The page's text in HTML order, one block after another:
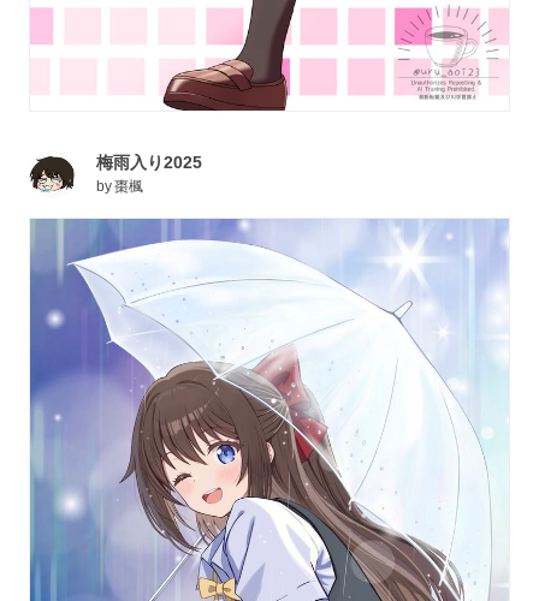
梅雨入り2025
by棗楓